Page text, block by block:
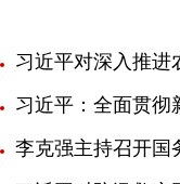
习近平对深入推进
习近平：全面贯彻
李克强主持召开国